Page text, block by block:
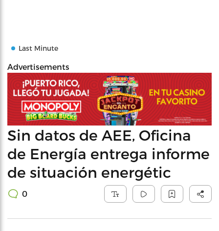
Last Minute
Advertisements
Sin datos de AEE, Oficina
de Energía entrega informe
de situación energétic
0